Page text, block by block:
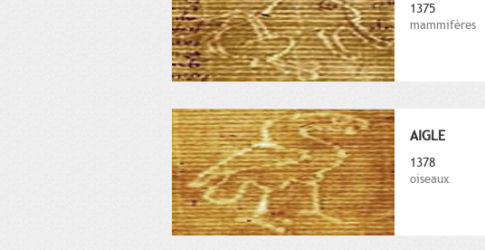
1375
mammifères
AIGLE
1378
oiseaux